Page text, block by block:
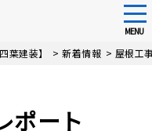
MENU
葉建装】 >新着情報 > 屋根工
ポート